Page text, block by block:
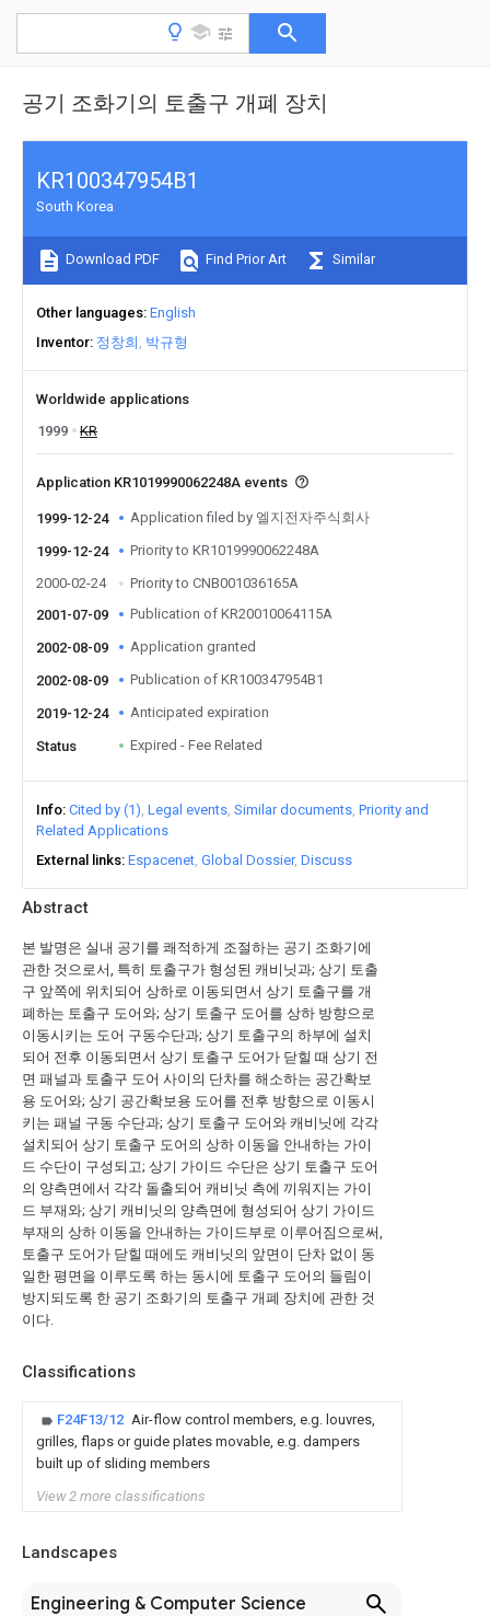
공기 조화기의 토출구 개폐 장치
Abstract
본 발명은 실내 공기를 쾌적하게 조절하는 공기 조화기에
관한 것으로서, 특히 토출구가 형성된 캐비닛과; 상기 토출
구 앞쪽에 위치되어 상하로 이동되면서 상기 토출구를 개
폐하는 토출구 도어와; 상기 토출구 도어를 상하 방향으로
이동시키는 도어 구동수단과; 상기 토출구의 하부에 설치
되어 전후 이동되면서 상기 토출구 도어가 닫힐 때 상기 전
면 패널과 토출구 도어 사이의 단차를 해소하는 공간확보
용 도어와; 상기 공간확보용 도어를 전후 방향으로 이동시
키는 패널 구동 수단과; 상기 토출구 도어와 캐비닛에 각각
설치되어 상기 토출구 도어의 상하 이동을 안내하는 가이
드 수단이 구성되고; 상기 가이드 수단은 상기 토출구 도어
의 양측면에서 각각 돌출되어 캐비닛 측에 끼워지는 가이
드 부재와; 상기 캐비닛의 양측면에 형성되어 상기 가이드
부재의 상하 이동을 안내하는 가이드부로 이루어짐으로써,
토출구 도어가 닫힐 때에도 캐비닛의 앞면이 단차 없이 동
일한 평면을 이루도록 하는 동시에 토출구 도어의 들림이
방지되도록 한 공기 조화기의 토출구 개폐 장치에 관한 것
이다.
Classifications
F24F13/12 Air-flow control members, e.g. louvres,
grilles, flaps or guide plates movable, e.g. dampers
built up of sliding members
View 2 more classifications
Landscapes
Engineering & Computer Science
KR100347954B1
South Korea
Download PDF Find Prior Art Similar
Other languages English
Inventor 정창희 박규형
Worldwide applications
1999
KR
Application KR1019990062248A events
1999-12-24 Application filed by 엘지전자주식회사
1999-12-24
Priority to KR1019990062248A
2000-02-24
Priority to CNB001036165A
2001-07-09
Publication of KR20010064115A
2002-08-09 Application granted
2002-08-09 Publication of KR100347954B1
2019-12-24 Anticipated expiration
Status Expired - Fee Related
Info Cited by (1) Legal events Similar documents Priority and
Related Applications
External links Espacenet Global Dossier Discuss